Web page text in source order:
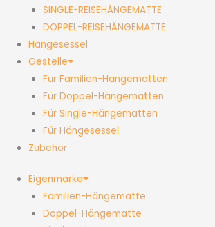
SINGLE-REISEHÄNGEMATTE
DOPPEL-REISEHÄNGEMATTE
Hängesessel
Gestelle
Für Familien-Hängematten
Für Doppel-Hängematten
Für Single-Hängematten
Für Hängesessel
Zubehör
Eigenmarke
Familien-Hängematte
Doppel-Hängematte